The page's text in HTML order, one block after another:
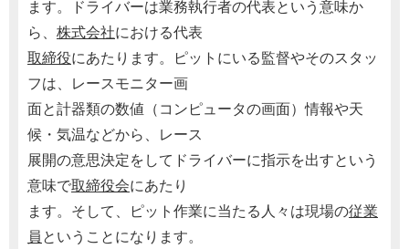
ます。ドライバーは業務執行者の代表という意味か
ら、 株式会社における代表
取締役にあたります。ピットにいる監督やそのスタッ
フは、レースモニター画
面と計器類の数値（コンピュータの画面）情報や天
候・気温などから、レース
展開の意思決定をしてドライバーに指示を出すという
意味で取締役会にあたり
ます。そして、ピット作業に当たる人々は現場の従業
員 ということになります。